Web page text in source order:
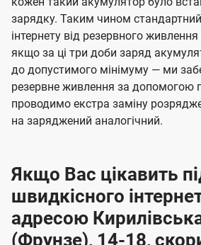
зарядку. Таким чином
інтернету від резервного
якщо за ці три доби заряд
до допустимого мінімуму — ми
резервне живлення за допомогою
проводимо екстра заміну
на заряджений аналогічний.
Якщо Вас цікавить
швидкісного
адресою
(Фрунзе), 14-18,